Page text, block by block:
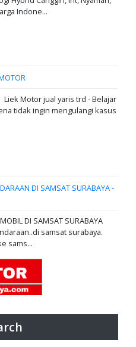
Indone...
Motor jual yaris trd - Belajar
tidak ingin mengulangi kasus
DI SAMSAT SURABAYA -
DI SAMSAT SURABAYA
samsat surabaya.
sams...